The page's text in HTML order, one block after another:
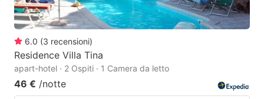
6.0 (3 recensioni)
Residence Villa Tina
apart-hotel · 2 Ospiti · 1 Camera da letto
46 € /notte